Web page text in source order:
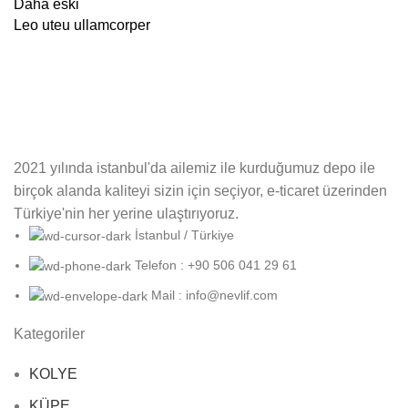
Daha eski
Leo uteu ullamcorper
2021 yılında istanbul'da ailemiz ile kurduğumuz depo ile
birçok alanda kaliteyi sizin için seçiyor, e-ticaret üzerinden
Türkiye'nin her yerine ulaştırıyoruz.
İstanbul / Türkiye
Telefon : +90 506 041 29 61
Mail : info@nevlif.com
Kategoriler
KOLYE